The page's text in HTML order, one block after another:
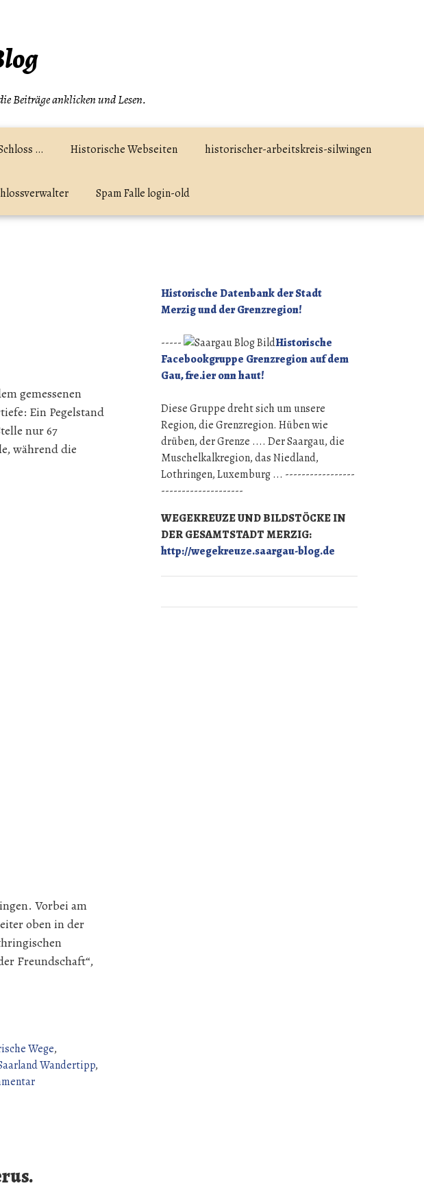
Beiträge anklicken und Lesen.
… Historische Webseiten historischer-arbeitskreis-silwingen
Spam Falle login-old
gemessenen
Ein Pegelstand
nur 67
während die
Vorbei am
oben in der
Freundschaft“,
Wege,
Wandertipp,
zu
Historische Datenbank der Stadt
Merzig und der Grenzregion!
-----
Historische
Facebookgruppe Grenzregion auf dem
Gau, fre.ier onn haut!
Diese Gruppe dreht sich um unsere
Region, die Grenzregion. Hüben wie
drüben, der Grenze .... Der Saargau, die
Muschelkalkregion, das Niedland,
Lothringen, Luxemburg ... -----------------
--------------------
WEGEKREUZE UND BILDSTÖCKE IN
DER GESAMTSTADT MERZIG:
http://wegekreuze.saargau-blog.de